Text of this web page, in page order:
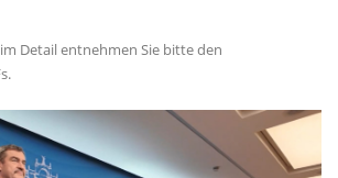
Detail entnehmen Sie bitte den